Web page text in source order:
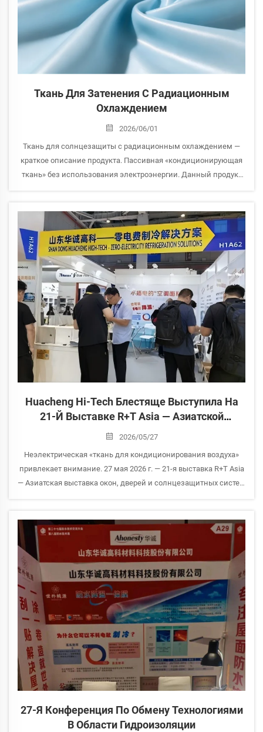
Ткань Для Затенения С Радиационным
Охлаждением
2026/06/01
Ткань для солнцезащиты с радиационным охлаждением —
краткое описание продукта. Пассивная «кондиционирующая
ткань» без использования электроэнергии. Данный продукт
оптических...
Huacheng Hi-Tech Блестяще Выступила На
21-Й Выставке R+T Asia — Азиатской
Выставке Окон, Дверей И Солнцезащитных
2026/05/27
Неэлектрическая «ткань для кондиционирования воздуха»
привлекает внимание. 27 мая 2026 г. — 21-я выставка R+T Asia
— Азиатская выставка окон, дверей и солнцезащитных систем
Компания Shandong Huac...
27-Я Конференция По Обмену Технологиями
В Области Гидроизоляции